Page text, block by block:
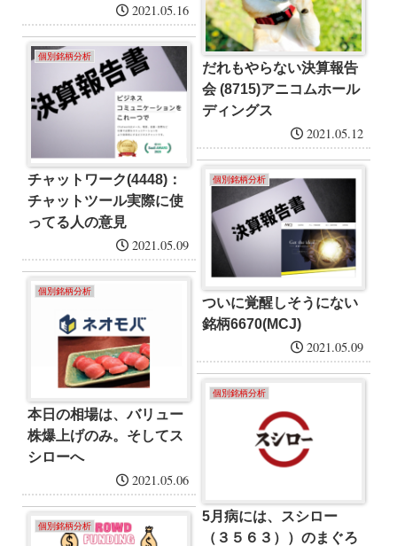
2021.05.16
だれもやらない決算報告
会 (8715)アニコムホール
ディングス
2021.05.12
個別銘柄分析
チャットワーク(4448)：
チャットツール実際に使
ってる人の意見
2021.05.09
個別銘柄分析
ついに覚醒しそうにない
銘柄6670(MCJ)
2021.05.09
個別銘柄分析
本日の相場は、バリュー
株爆上げのみ。そしてス
シローへ
2021.05.06
個別銘柄分析
5月病には、スシロー
（３５６３））のまぐろ
個別銘柄分析